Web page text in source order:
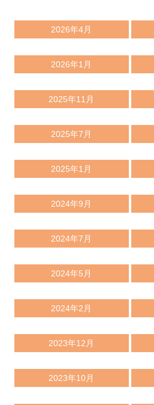
2026年4月
2026年1月
2025年11月
2025年7月
2025年1月
2024年9月
2024年7月
2024年5月
2024年2月
2023年12月
2023年10月